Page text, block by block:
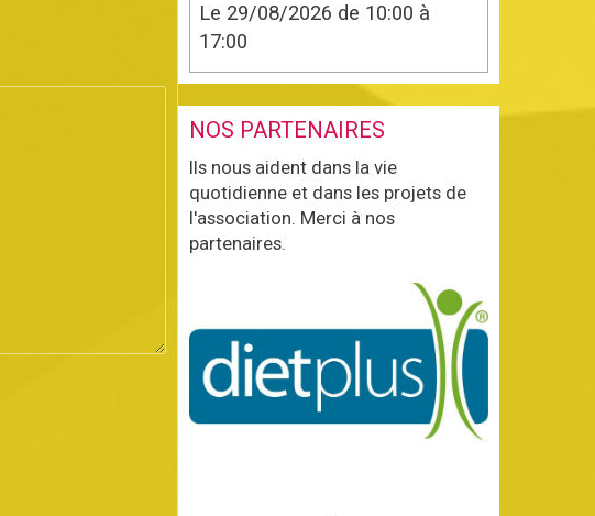
Le 29/08/2026 de 10:00 à
17:00
NOS PARTENAIRES
Ils nous aident dans la vie
quotidienne et dans les projets de
l'association. Merci à nos
partenaires.